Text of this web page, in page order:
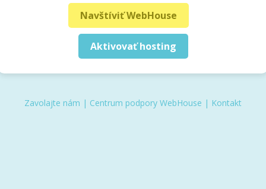
Navštíviť WebHouse
Aktivovať hosting
Zavolajte nám | Centrum podpory WebHouse | Kontakt